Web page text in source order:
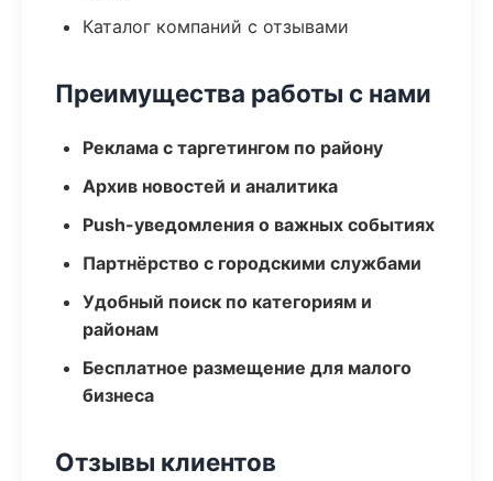
Каталог компаний с отзывами
Преимущества работы с нами
Реклама с таргетингом по району
Архив новостей и аналитика
Push-уведомления о важных событиях
Партнёрство с городскими службами
Удобный поиск по категориям и
районам
Бесплатное размещение для малого
бизнеса
Отзывы клиентов